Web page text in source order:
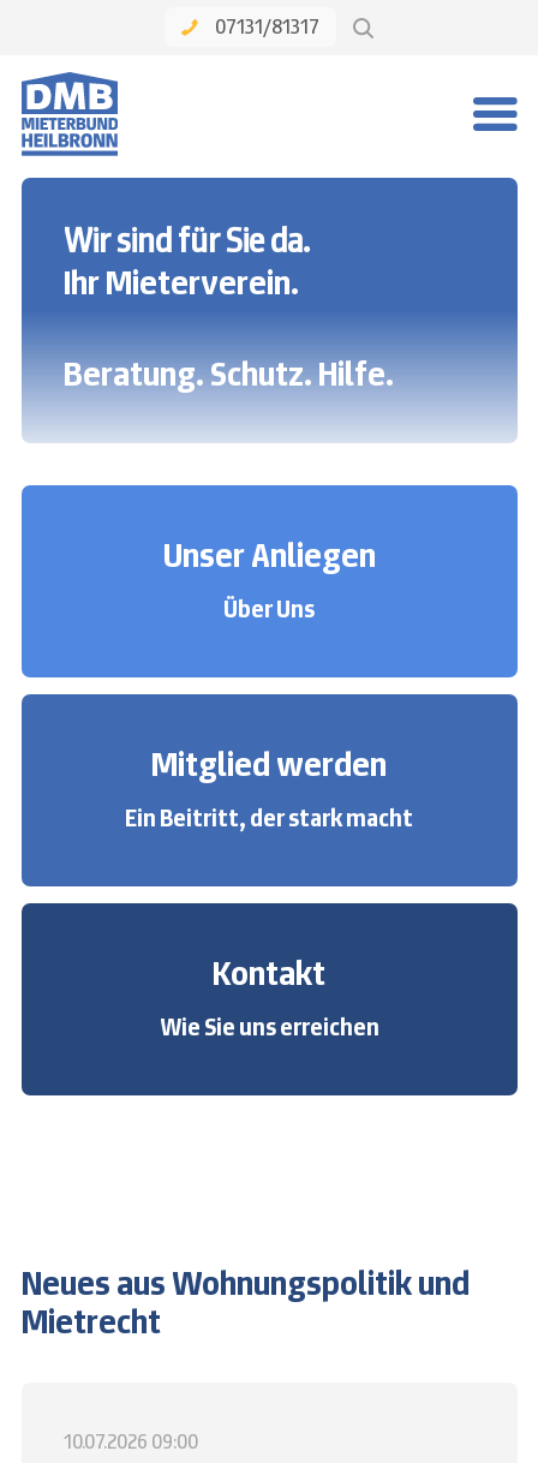
07131/81317
Wir sind für Sie da.
Ihr Mieterverein.
Beratung. Schutz. Hilfe.
Unser Anliegen
Über Uns
Mitglied werden
Ein Beitritt, der stark macht
Kontakt
Wie Sie uns erreichen
Neues aus Wohnungspolitik und
Mietrecht
10.07.2026 09:00